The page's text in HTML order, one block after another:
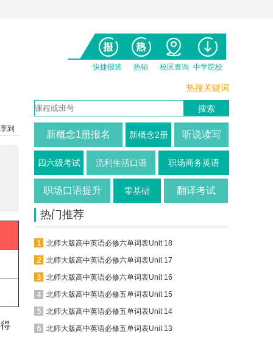
快捷报班 热销 校区查询 中学院校
到
热搜关键词
新概念1册报名 新概念2册 听说读写
四六级考试 流利生活口语 职场商务英语
职场口语提升 零基础 翻译考试
热门推荐
北师大版高中英语必修六单词表Unit 18
北师大版高中英语必修六单词表Unit 17
北师大版高中英语必修六单词表Unit 16
北师大版高中英语必修五单词表Unit 15
北师大版高中英语必修五单词表Unit 14
北师大版高中英语必修五单词表Unit 13